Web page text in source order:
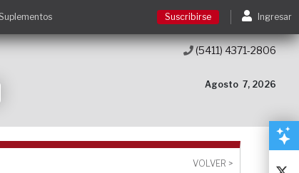
Suscribirse
Acceso a cursos
Suscribirse Ingresar
Agosto 7, 2026
(5411) 4371-2806
VOLVER >